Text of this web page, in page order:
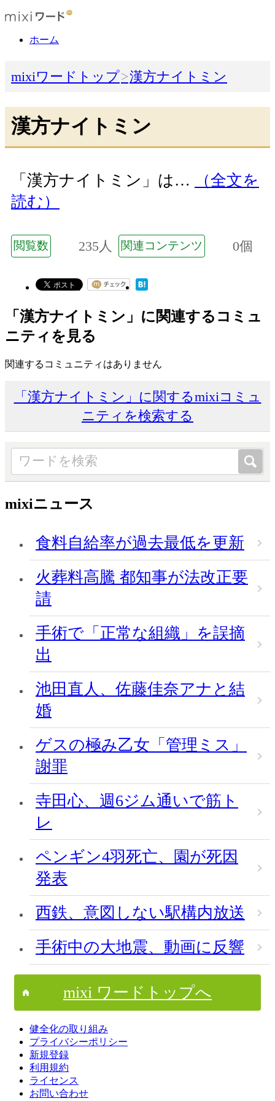
ホーム
mixiワードトップ 漢方ナイトミン
漢方ナイトミン
「漢方ナイトミン」は…
（全文を
読む）
閲覧数 235人 関連コンテンツ 0個
「漢方ナイトミン」に関連するコミュ
ニティを見る
関連するコミュニティはありません
「漢方ナイトミン」に関するmixiコミュ
ニティを検索する
mixiニュース
食料自給率が過去最低を更新
火葬料高騰 都知事が法改正要
請
手術で「正常な組織」を誤摘
出
池田直人、佐藤佳奈アナと結
婚
ゲスの極み乙女「管理ミス」
謝罪
寺田心、週6ジム通いで筋ト
レ
ペンギン4羽死亡、園が死因
発表
西鉄、意図しない駅構内放送
手術中の大地震、動画に反響
mixi ワードトップへ
健全化の取り組み
プライバシーポリシー
新規登録
利用規約
ライセンス
お問い合わせ